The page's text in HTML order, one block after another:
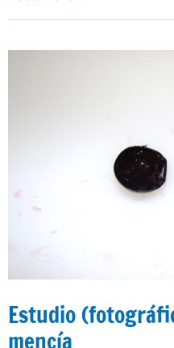
de
con
Estudio
mencía